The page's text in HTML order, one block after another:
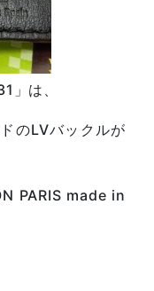
」は、
のLVバックルが
PARIS made in